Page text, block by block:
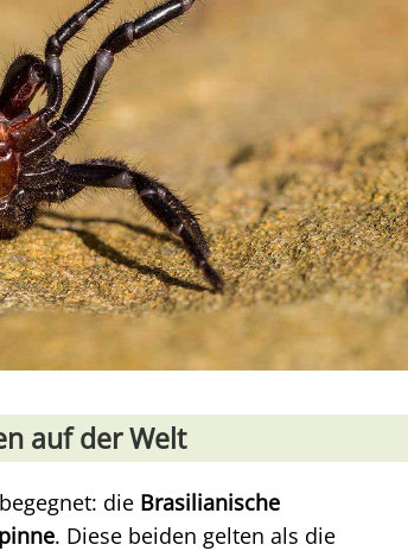
auf der Welt
die Brasilianische
. Diese beiden gelten als die